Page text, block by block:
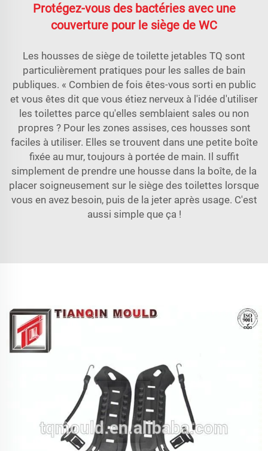
Protégez-vous des bactéries avec une
couverture pour le siège de WC
Les housses de siège de toilette jetables TQ sont
particulièrement pratiques pour les salles de bain
publiques. « Combien de fois êtes-vous sorti en public
et vous êtes dit que vous étiez nerveux à l'idée d'utiliser
les toilettes parce qu'elles semblaient sales ou non
propres ? Pour les zones assises, ces housses sont
faciles à utiliser. Elles se trouvent dans une petite boîte
fixée au mur, toujours à portée de main. Il suffit
simplement de prendre une housse dans la boîte, de la
placer soigneusement sur le siège des toilettes lorsque
vous en avez besoin, puis de la jeter après usage. C'est
aussi simple que ça !